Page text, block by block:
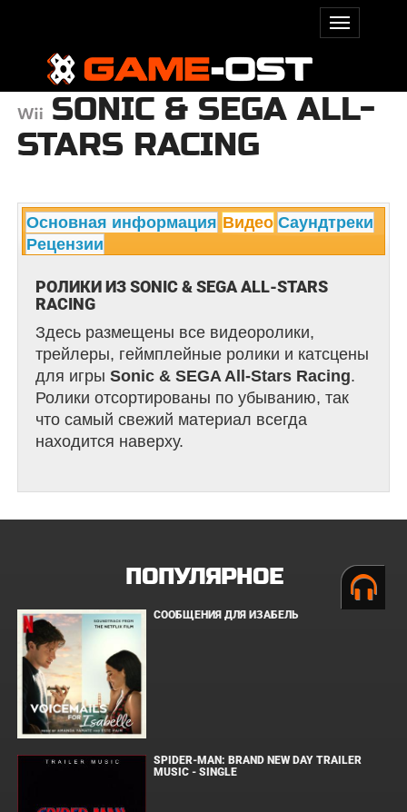
SONIC & SEGA ALL-
STARS RACING
Основная информация Видео Саундтреки
Рецензии
РОЛИКИ ИЗ SONIC & SEGA ALL-STARS
RACING
Здесь размещены все видеоролики,
трейлеры, геймплейные ролики и катсцены
для игры Sonic & SEGA All-Stars Racing.
Ролики отсортированы по убыванию, так
что самый свежий материал всегда
находится наверху.
ПОПУЛЯРНОЕ
СООБЩЕНИЯ ДЛЯ ИЗАБЕЛЬ
SPIDER-MAN: BRAND NEW DAY TRAILER
MUSIC - SINGLE